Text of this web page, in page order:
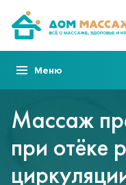
Меню
Массаж
при отёке